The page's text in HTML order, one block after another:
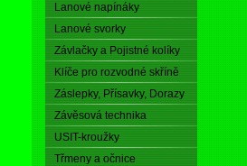
Lanové napínáky
Lanové svorky
Závlačky a Pojistné kolíky
Klíče pro rozvodné skříně
Záslepky, Přísavky, Dorazy
Závěsová technika
USIT-kroužky
Třmeny a očnice